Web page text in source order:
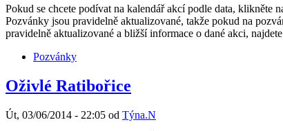
Pokud se chcete podívat na kalendář akcí podle data, klikněte
Pozvánky jsou pravidelně aktualizované, takže pokud na
pravidelně aktualizované a bližší informace o dané akci,
Pozvánky
Oživlé Ratibořice
Út, 03/06/2014 - 22:05 od Týna.N